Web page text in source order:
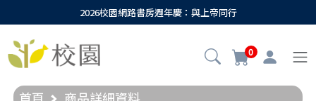
2026校園網路書房週年慶：與上帝同行
0